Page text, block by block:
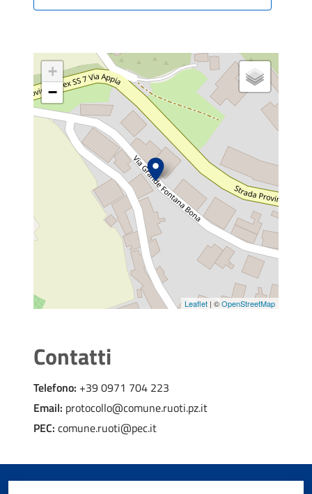
+
−
Leaflet | ©OpenStreetMap
Contatti
Telefono: +39 0971 704 223
Email: protocollo@comune.ruoti.pz.it
PEC: comune.ruoti@pec.it